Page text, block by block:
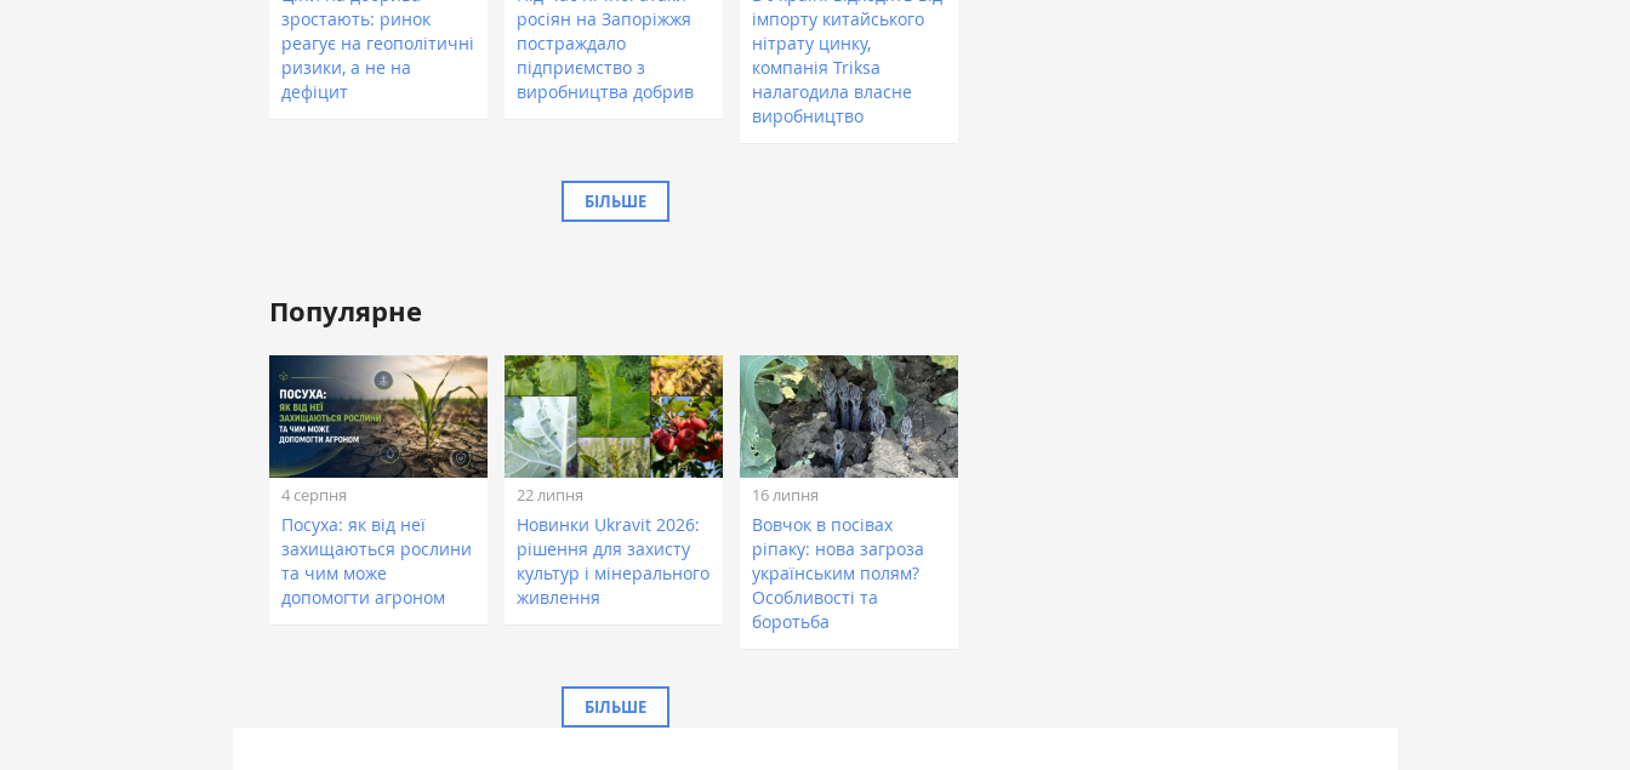
зростають: ринок
реагує на геополітичні
ризики, а не на
дефіцит
росіян на Запоріжжя
постраждало
підприємство з
виробництва добрив
імпорту китайського
нітрату цинку,
компанія Triksa
налагодила власне
виробництво
БІЛЬШЕ
Популярне
4 серпня
Посуха: як від неї
захищаються рослини
та чим може
допомогти агроном
22 липня
Новинки Ukravit 2026:
рішення для захисту
культур і мінерального
живлення
16 липня
Вовчок в посівах
ріпаку: нова загроза
українським полям?
Особливості та
боротьба
БІЛЬШЕ